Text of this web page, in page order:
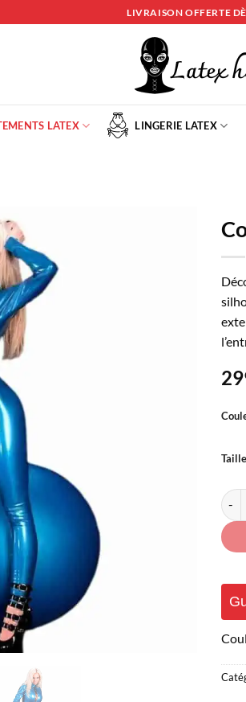
LIVRAISON OFFERTE
LATEX LINGERIE LATEX
Taille